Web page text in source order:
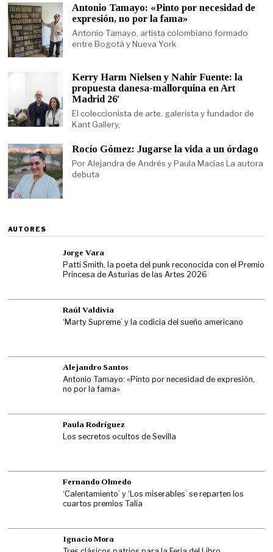
Antonio Tamayo: «Pinto por necesidad de
expresión, no por la fama»
Antonio Tamayo, artista colombiano formado
entre Bogotá y Nueva York
Kerry Harm Nielsen y Nahir Fuente: la
propuesta danesa-mallorquina en Art
Madrid 26′
El coleccionista de arte, galerista y fundador de
Kant Gallery,
Rocío Gómez: Jugarse la vida a un órdago
Por Alejandra de Andrés y Paula Macías La autora
debuta
AUTORES
Jorge Vara
Patti Smith, la poeta del punk reconocida con el Premio
Princesa de Asturias de las Artes 2026
Raúl Valdivia
‘Marty Supreme’ y la codicia del sueño americano
Alejandro Santos
Antonio Tamayo: «Pinto por necesidad de expresión,
no por la fama»
Paula Rodríguez
Los secretos ocultos de Sevilla
Fernando Olmedo
‘Calentamiento’ y ‘Los miserables’ se reparten los
cuartos premios Talía
Ignacio Mora